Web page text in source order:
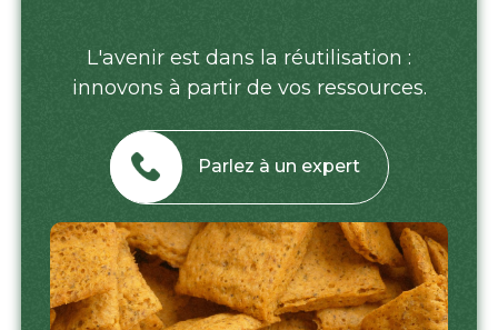
L'avenir est dans la réutilisation :
innovons à partir de vos ressources.
Parlez à un expert